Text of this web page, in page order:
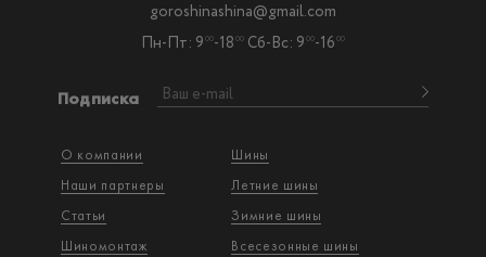
О компании
Наши партнеры
Статьи
Шиномонтаж
Шины
Летние шины
Зимние шины
Всесезонные шины
Подписка
Пн-Пт: 9 00-18 00 Сб-Вс: 9 00-16 00
goroshinashina@gmail.com